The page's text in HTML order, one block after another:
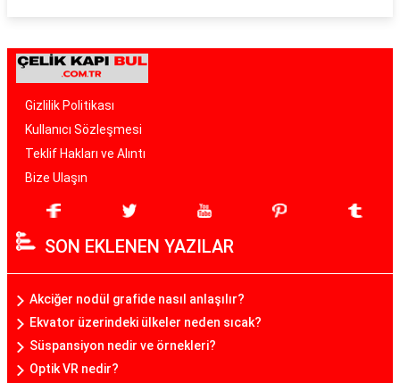
Gizlilik Politikası
Kullanıcı Sözleşmesi
Teklif Hakları ve Alıntı
Bize Ulaşın
SON EKLENEN YAZILAR
Akciğer nodül grafide nasıl anlaşılır?
Ekvator üzerindeki ülkeler neden sıcak?
Süspansiyon nedir ve örnekleri?
Optik VR nedir?